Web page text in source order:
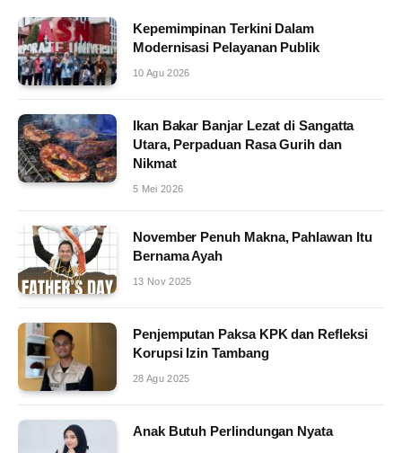
Kepemimpinan Terkini Dalam
Modernisasi Pelayanan Publik
10 Agu 2026
Ikan Bakar Banjar Lezat di Sangatta
Utara, Perpaduan Rasa Gurih dan
Nikmat
5 Mei 2026
November Penuh Makna, Pahlawan Itu
Bernama Ayah
13 Nov 2025
Penjemputan Paksa KPK dan Refleksi
Korupsi Izin Tambang
28 Agu 2025
Anak Butuh Perlindungan Nyata